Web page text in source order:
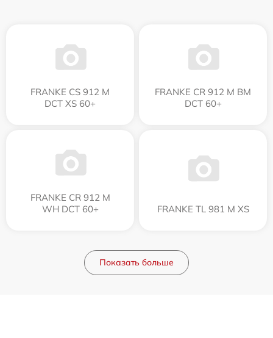
FRANKE CS 912 M
DCT XS 60+
FRANKE CR 912 M BM
DCT 60+
FRANKE CR 912 M
WH DCT 60+
FRANKE TL 981 M XS
Показать больше